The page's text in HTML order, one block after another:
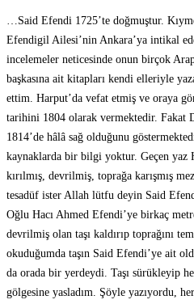
…Said Efendi 1725’te doğmuştur.
Efendigil Ailesi’nin Ankara’ya intikal
incelemeler neticesinde onun birçok
başkasına ait kitapları kendi elleriyle
ettim. Harput’da vefat etmiş ve oraya
tarihini 1804 olarak vermektedir. Fakat
1814’de hâlâ sağ olduğunu
kaynaklarda bir bilgi yoktur. Geçen yaz
kırılmış, devrilmiş, toprağa karışmış
tesadüf ister Allah lütfu deyin Said
Oğlu Hacı Ahmed Efendi’ye birkaç
devrilmiş olan taşı kaldırıp toprağını
okuduğumda taşın Said Efendi’ye ait
da orada bir yerdeydi. Taşı sürükleyip
gölgesine yasladım. Şöyle yazıyordu,